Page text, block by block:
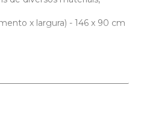
x largura) - 146 x 90 cm